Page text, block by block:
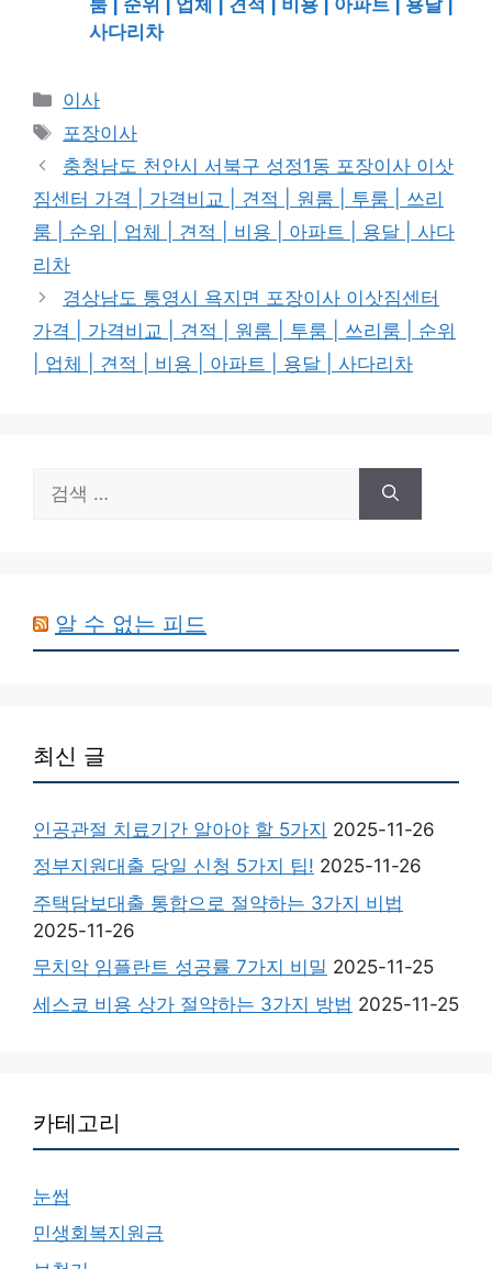
사다리차
카
테
리
이사
태
그
포장이사
충청남도 천안시 서북구 성정1동 포장이사 이삿
짐센터 가격 | 가격비교 | 견적 | 원룸 | 투룸 | 쓰리
룸 | 순위 | 업체 | 견적 | 비용 | 아파트 | 용달 | 사다
리차
경상남도 통영시 욕지면 포장이사 이삿짐센터
가격 | 가격비교 | 견적 | 원룸 | 투룸 | 쓰리룸 | 순위
| 업체 | 견적 | 비용 | 아파트 | 용달 | 사다리차
색:
알 수 없는 피드
최신 글
인공관절 치료기간 알아야 할 5가지 2025-11-26
정부지원대출 당일 신청 5가지 팁! 2025-11-26
주택담보대출 통합으로 절약하는 3가지 비법
2025-11-26
무치악 임플란트 성공률 7가지 비밀 2025-11-25
세스코 비용 상가 절약하는 3가지 방법 2025-11-25
카테고리
눈썹
민생회복지원금